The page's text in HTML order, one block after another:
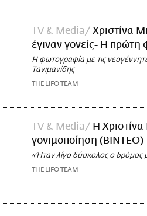
TV & Media
Χριστίνα
έγιναν γονείς- Η
Η φωτογραφία με τις
Τανιμανίδης
THE LIFO TEAM
TV & Media
Η
γονιμοποίηση (BINTEO)
«Ήταν λίγο δύσκολος ο δρόμος
THE LIFO TEAM